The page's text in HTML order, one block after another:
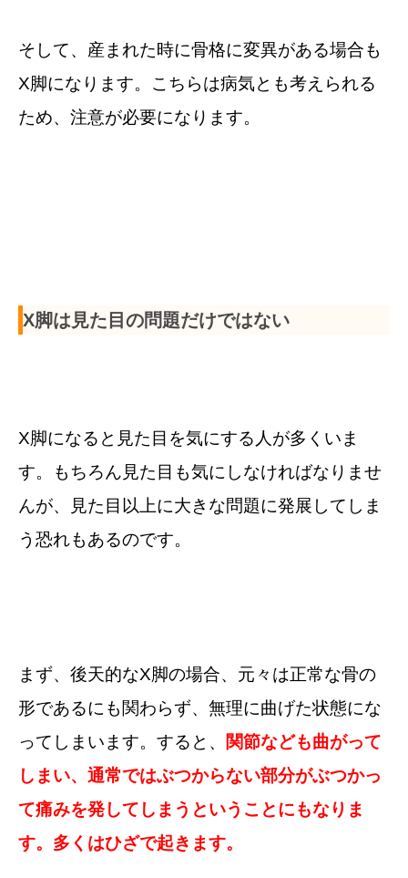
そして、産まれた時に骨格に変異がある場合も
X脚になります。こちらは病気とも考えられる
ため、注意が必要になります。
X脚は見た目の問題だけではない
X脚になると見た目を気にする人が多くいま
す。もちろん見た目も気にしなければなりませ
んが、見た目以上に大きな問題に発展してしま
う恐れもあるのです。
まず、後天的なX脚の場合、元々は正常な骨の
形であるにも関わらず、無理に曲げた状態にな
ってしまいます。すると、 関節なども曲がって
しまい、通常ではぶつからない部分がぶつかっ
て痛みを発してしまうということにもなりま
す。多くはひざで起きます。